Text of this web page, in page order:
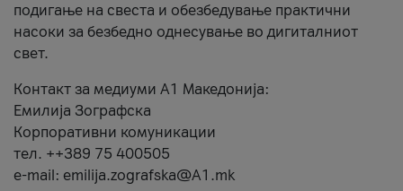
подигање на свеста и обезбедување практични
насоки за безбедно однесување во дигиталниот
свет.
Контакт за медиуми А1 Македонија:
Емилија Зографска
Корпоративни комуникации
тел. ++389 75 400505
e-mail: emilija.zografska@A1.mk